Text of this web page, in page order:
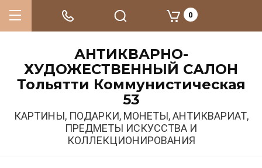
АНТИКВАРНО-
ХУДОЖЕСТВЕННЫЙ САЛОН
Тольятти Коммунистическая
53
КАРТИНЫ, ПОДАРКИ, МОНЕТЫ, АНТИКВАРИАТ,
ПРЕДМЕТЫ ИСКУССТВА И
КОЛЛЕКЦИОНИРОВАНИЯ
0